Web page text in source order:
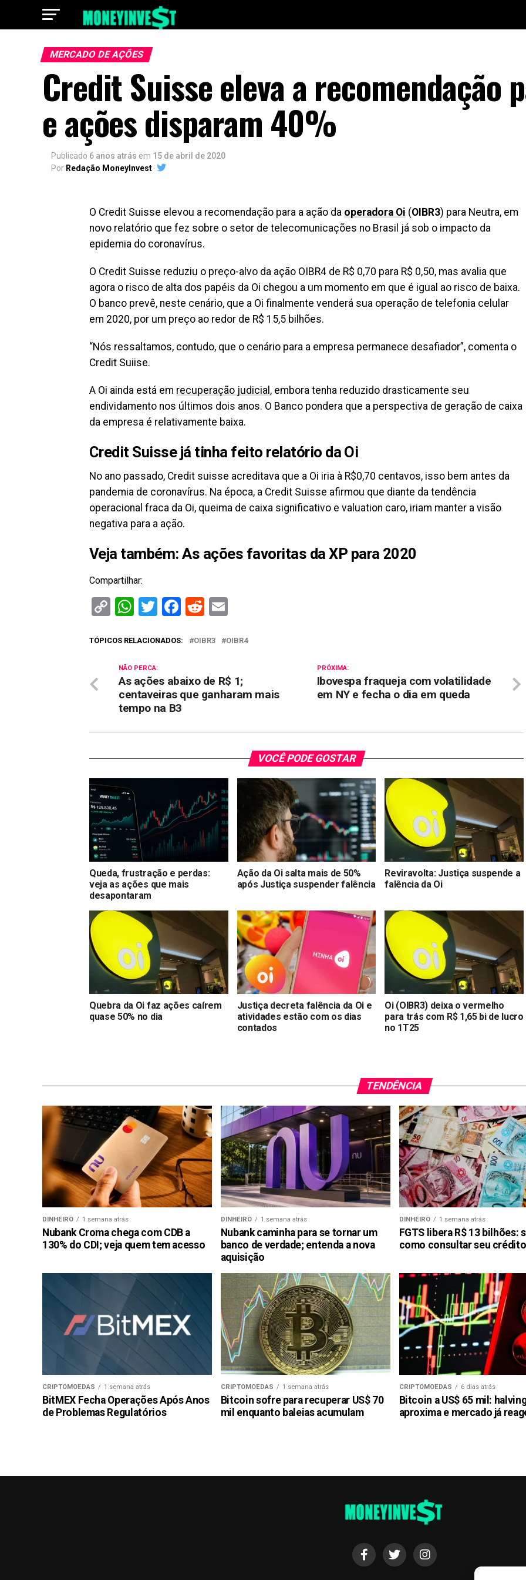
MERCADO DE AÇÕES
Credit Suisse eleva a recomendação
e ações disparam 40%
Publicado 6 anos atrás em 15 de abril de 2020
Por Redação MoneyInvest
O Credit Suisse elevou a recomendação para a ação da operadora Oi (OIBR3) para Neutra, em
novo relatório que fez sobre o setor de telecomunicações no Brasil já sob o impacto da
epidemia do coronavírus.
O Credit Suisse reduziu o preço-alvo da ação OIBR4 de R$ 0,70 para R$ 0,50, mas avalia que
agora o risco de alta dos papéis da Oi chegou a um momento em que é igual ao risco de baixa.
O banco prevê, neste cenário, que a Oi finalmente venderá sua operação de telefonia celular
em 2020, por um preço ao redor de R$ 15,5 bilhões.
“Nós ressaltamos, contudo, que o cenário para a empresa permanece desafiador”, comenta o
Credit Suiise.
A Oi ainda está em recuperação judicial , embora tenha reduzido drasticamente seu
endividamento nos últimos dois anos. O Banco pondera que a perspectiva de geração de caixa
da empresa é relativamente baixa.
Credit Suisse já tinha feito relatório da Oi
No ano passado, Credit suisse acreditava que a Oi iria à R$0,70 centavos, isso bem antes da
pandemia de coronavírus. Na época, a Credit Suisse afirmou que diante da tendência
operacional fraca da Oi, queima de caixa significativo e valuation caro, iriam manter a visão
negativa para a ação.
Veja também: As ações favoritas da XP para 2020
Compartilhar:
CopyWhatsApp
Twitter
Facebook
Reddit
TÓPICOS RELACIONADOS: OIBR3 OIBR4
PRÓXIMA:
Ibovespa fraqueja com volatilidade
em NY e fecha o dia em queda
NÃO PERCA:
As ações abaixo de R$ 1;
centaveiras que ganharam mais
tempo na B3
VOCÊ PODE GOSTAR
Queda, frustração e perdas:
veja as ações que mais
desapontaram
Ação da Oi salta mais de 50%
após Justiça suspender falência
Reviravolta: Justiça suspende a
falência da Oi
Quebra da Oi faz ações caírem
quase 50% no dia
Justiça decreta falência da Oi e
atividades estão com os dias
contados
Oi (OIBR3) deixa o vermelho
para trás com R$ 1,65 bi de lucro
no 1T25
TENDÊNCIA
DINHEIRO 1 semana atrás
Nubank Croma chega com CDB a
130% do CDI; veja quem tem acesso
DINHEIRO 1 semana atrás
Nubank caminha para se tornar um
banco de verdade; entenda a nova
aquisição
DINHEIRO 1 semana atrás
FGTS libera R$ 13 bilhões:
como consultar seu
CRIPTOMOEDAS 1 semana atrás
BitMEX Fecha Operações Após Anos
de Problemas Regulatórios
CRIPTOMOEDAS 1 semana atrás
Bitcoin sofre para recuperar US$ 70
mil enquanto baleias acumulam
CRIPTOMOEDAS 6 dias atrás
Bitcoin a US$ 65 mil:
aproxima e mercado já